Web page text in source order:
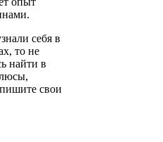
себя в
то не
найти в
свои